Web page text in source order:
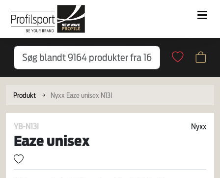
Produkt Nyxx Eaze unisex N13I
YB-N13I Nyxx
Eaze unisex